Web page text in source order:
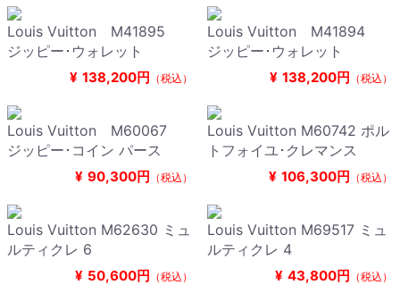
Louis Vuitton M41895
ジッピー･ウォレット
¥ 138,200円 （税込）
Louis Vuitton M41894
ジッピー･ウォレット
¥ 138,200円 （税込）
Louis Vuitton M60067
ジッピー･コイン パース
¥ 90,300円 （税込）
Louis Vuitton M60742 ポル
トフォイユ･クレマンス
¥ 106,300円 （税込）
Louis Vuitton M62630 ミュ
ルティクレ 6
¥ 50,600円 （税込）
Louis Vuitton M69517 ミュ
ルティクレ 4
¥ 43,800円 （税込）